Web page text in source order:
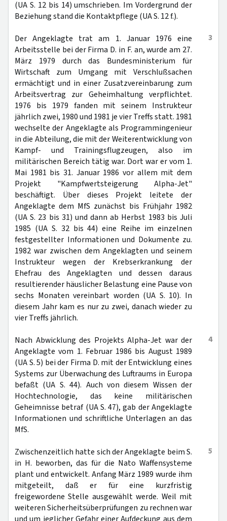
(UA S. 12 bis 14) umschrieben. Im Vordergrund der
Beziehung stand die Kontaktpflege (UA S. 12 f.).
3
Der Angeklagte trat am 1. Januar 1976 eine
Arbeitsstelle bei der Firma D. in F. an, wurde am 27.
März 1979 durch das Bundesministerium für
Wirtschaft zum Umgang mit Verschlußsachen
ermächtigt und in einer Zusatzvereinbarung zum
Arbeitsvertrag zur Geheimhaltung verpflichtet.
1976 bis 1979 fanden mit seinem Instrukteur
jährlich zwei, 1980 und 1981 je vier Treffs statt. 1981
wechselte der Angeklagte als Programmingenieur
in die Abteilung, die mit der Weiterentwicklung von
Kampf- und Trainingsflugzeugen, also im
militärischen Bereich tätig war. Dort war er vom 1.
Mai 1981 bis 31. Januar 1986 vor allem mit dem
Projekt "Kampfwertsteigerung Alpha-Jet"
beschäftigt. Über dieses Projekt leitete der
Angeklagte dem MfS zunächst bis Frühjahr 1982
(UA S. 23 bis 31) und dann ab Herbst 1983 bis Juli
1985 (UA S. 32 bis 44) eine Reihe im einzelnen
festgestellter Informationen und Dokumente zu.
1982 war zwischen dem Angeklagten und seinem
Instrukteur wegen der Krebserkrankung der
Ehefrau des Angeklagten und dessen daraus
resultierender häuslicher Belastung eine Pause von
sechs Monaten vereinbart worden (UA S. 10). In
diesem Jahr kam es nur zu zwei, danach wieder zu
vier Treffs jährlich.
4
Nach Abwicklung des Projekts Alpha-Jet war der
Angeklagte vom 1. Februar 1986 bis August 1989
(UA S. 5) bei der Firma D. mit der Entwicklung eines
Systems zur Überwachung des Luftraums in Europa
befaßt (UA S. 44). Auch von diesem Wissen der
Hochtechnologie, das keine militärischen
Geheimnisse betraf (UA S. 47), gab der Angeklagte
Informationen und schriftliche Unterlagen an das
MfS.
5
Zwischenzeitlich hatte sich der Angeklagte beim S.
in H. beworben, das für die Nato Waffensysteme
plant und entwickelt. Anfang März 1989 wurde ihm
mitgeteilt, daß er für eine kurzfristig
freigewordene Stelle ausgewählt werde. Weil mit
weiteren Sicherheitsüberprüfungen zu rechnen war